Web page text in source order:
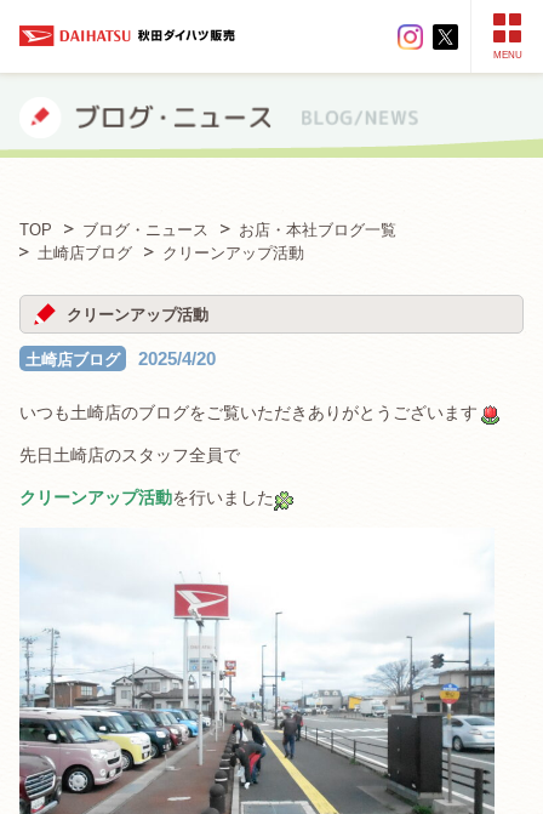
MENU
TOP ブログ・ニュース
お店・本社ブログ一覧
土崎店ブログ
クリーンアップ活動
クリーンアップ活動
土崎店ブログ 2025/4/20
いつも土崎店のブログをご覧いただきありがとうございます
先日土崎店のスタッフ全員で
クリーンアップ活動を行いました